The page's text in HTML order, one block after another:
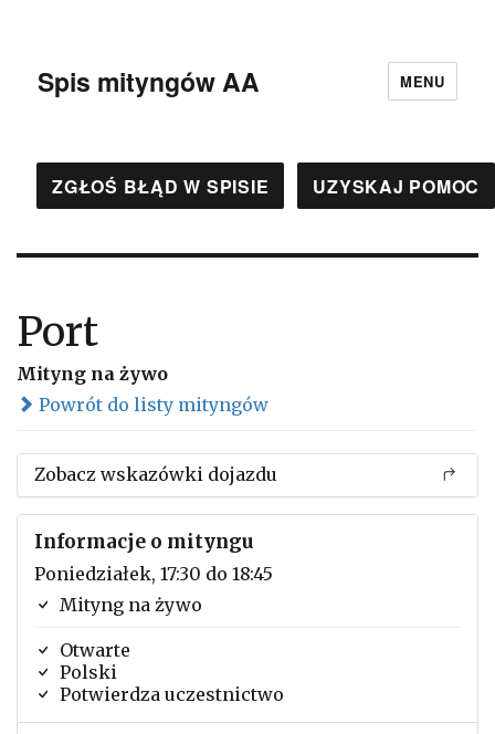
Spis mityngów AA MENU
ZGŁOŚ BŁĄD W SPISIE UZYSKAJ POMOC
Port
Mityng na żywo
Powrót do listy mityngów
Zobacz wskazówki dojazdu
Informacje o mityngu
Poniedziałek, 17:30 do 18:45
Mityng na żywo
Otwarte
Polski
Potwierdza uczestnictwo